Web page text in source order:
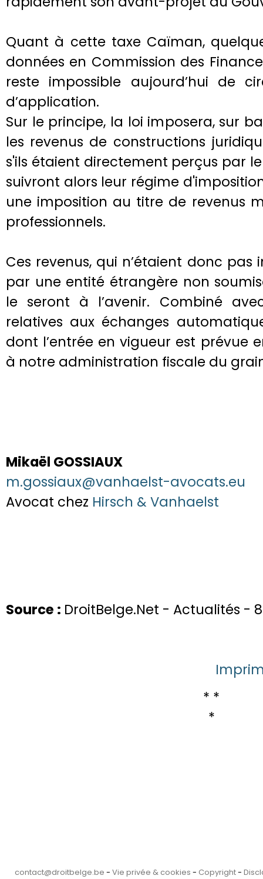
Quant à cette taxe Caïman,
données en Commission des
reste impossible aujourd’hui de
d’application.
Sur le principe, la loi imposera, sur
les revenus de constructions
s'ils étaient directement perçus par
suivront alors leur régime
une imposition au titre de revenus
professionnels.
Ces revenus, qui n’étaient donc pas
par une entité étrangère non
le seront à l’avenir. Combiné
relatives aux échanges
dont l’entrée en vigueur est prévue
à notre administration fiscale du
Mikaël GOSSIAUX
m.gossiaux@vanhaelst-avocats.eu
Avocat chez Hirsch & Vanhaelst
Source : DroitBelge.Net - Actualités -
* *
*
contact@droitbelge.be - Vie privée & cookies - Copyright-